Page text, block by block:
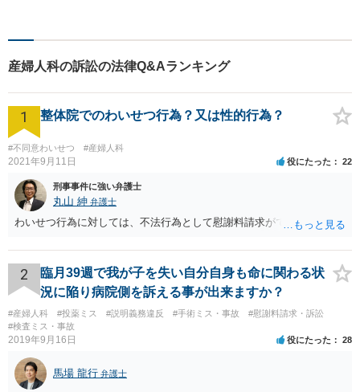
産婦人科の訴訟の法律Q&Aランキング
1 整体院でのわいせつ行為？又は性的行為？
#不同意わいせつ #産婦人科
2021年9月11日 役にたった 22
刑事事件に強い弁護士
丸山 紳 弁護士
わいせつ行為に対しては、不法行為として慰謝料請求ができます。
2
臨月39週で我が子を失い自分自身も命に関わる状
況に陥り病院側を訴える事が出来ますか？
#産婦人科 #投薬ミス #説明義務違反 #手術ミス・事故
#慰謝料請求・訴訟
#検査ミス・事故
2019年9月16日 役にたった 28
馬場 龍行 弁護士